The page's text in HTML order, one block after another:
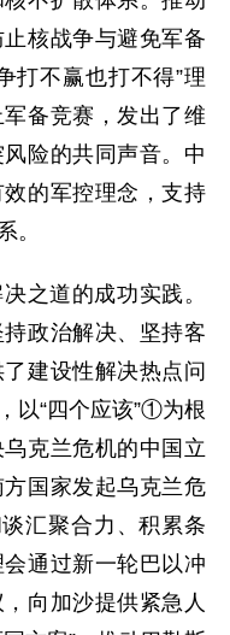
核战争与避免军备
打不赢也打不得”理
备竞赛，发出了维
险的共同声音。中
的军控理念，支持
。
之道的成功实践。
政治解决、坚持客
建设性解决热点问
以“四个应该”①为根
克兰危机的中国立
国家发起乌克兰危
汇聚合力、积累条
通过新一轮巴以冲
向加沙提供紧急人